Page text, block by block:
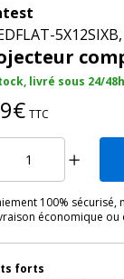
livré sous 24/48h
TTC
100%
économique ou
forts